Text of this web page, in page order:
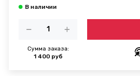
Сумма заказа:
1 400 руб